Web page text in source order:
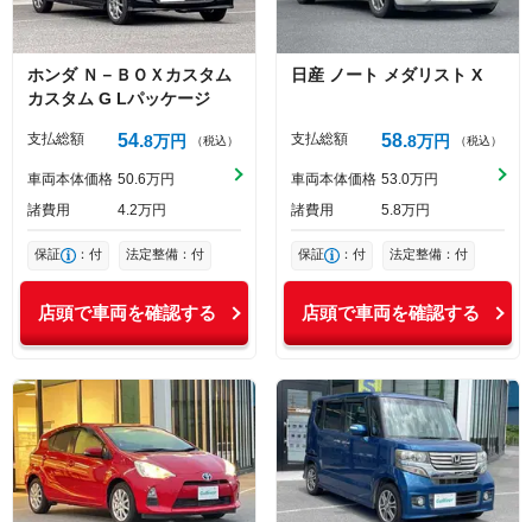
ホンダ Ｎ－ＢＯＸカスタム
カスタム G Lパッケージ
支払総額 54 8万円 （税込）
車両本体価格 50 6万円
諸費用
4 2万円
保証 ：付 法定整備：付
店頭で車両を確認する
日産 ノート メダリスト X
支払総額 58 8万円 （税込）
車両本体価格 53 0万円
諸費用
5 8万円
保証 ：付 法定整備：付
店頭で車両を確認する